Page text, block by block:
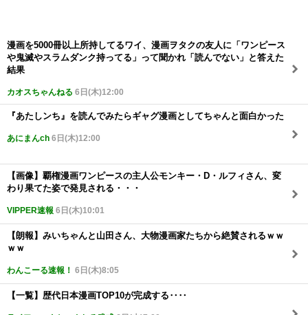
漫画を5000冊以上所持してるワイ、漫画ヲタクの友人に「ワンピース
や鬼滅やスラムダンク持ってる」って聞かれ「読んでない」と答えた
結果
カオスちゃんねる 6日(木)12:00
『あたしンち』を読んでみたらギャグ漫画としてちゃんと面白かった
あにまんch 6日(木)12:00
【画像】覇権漫画ワンピースの主人公モンキー・D・ルフィさん、変
わり果てた姿で発見される・・・
VIPPER速報 6日(木)10:01
【朗報】みいちゃんと山田さん、大物漫画家たちから絶賛されるｗｗ
ｗｗ
わんこーる速報！ 6日(木)8:05
【一覧】歴代日本漫画TOP10が完成する‥‥